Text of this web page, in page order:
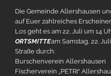
Die Gemeinde Allershausen
auf Euer zahlreiches
Los geht es am 22. Juli um 14
ORTSMITTEam Samstag, 22.
Straße durch:
Burschenverein Allershausen
Fischerverein „PETRI“